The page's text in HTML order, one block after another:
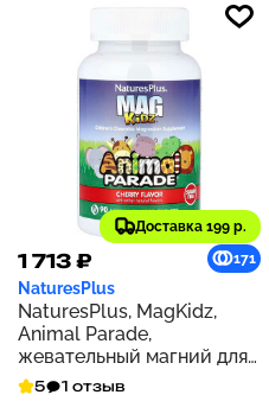
Доставка 199 р.
1 713 ₽ 171
NaturesPlus
NaturesPlus, MagKidz,
Animal Parade,
жевательный магний для
детей, вишня, 100 мг, 90
таблеток в форме
5 1 отзыв